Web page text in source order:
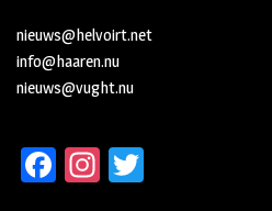
nieuws@helvoirt.net
info@haaren.nu
nieuws@vught.nu
Fa In